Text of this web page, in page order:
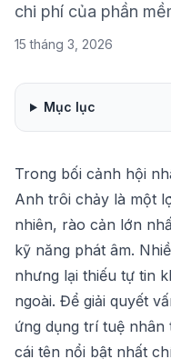
chi phí của phần
15 tháng 3, 2026
Mục lục
Trong bối cảnh hội
Anh trôi chảy là một
nhiên, rào cản lớn
kỹ năng phát âm.
nhưng lại thiếu tự tin
ngoài. Để giải quyết
ứng dụng trí tuệ
cái tên nổi bật nhất